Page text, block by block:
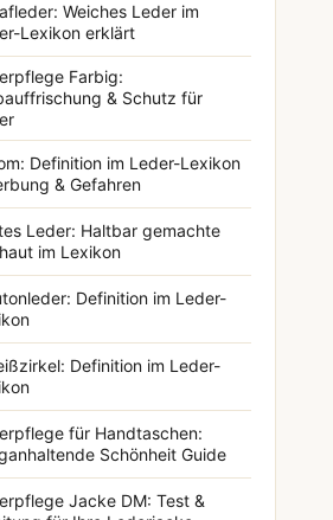
Weiches Leder im
Lexikon erklärt
Farbig:
& Schutz für
Definition im Leder-Lexikon
& Gefahren
Leder: Haltbar gemachte
im Lexikon
Definition im Leder-
Definition im Leder-
für Handtaschen:
Schönheit Guide
Jacke DM: Test &